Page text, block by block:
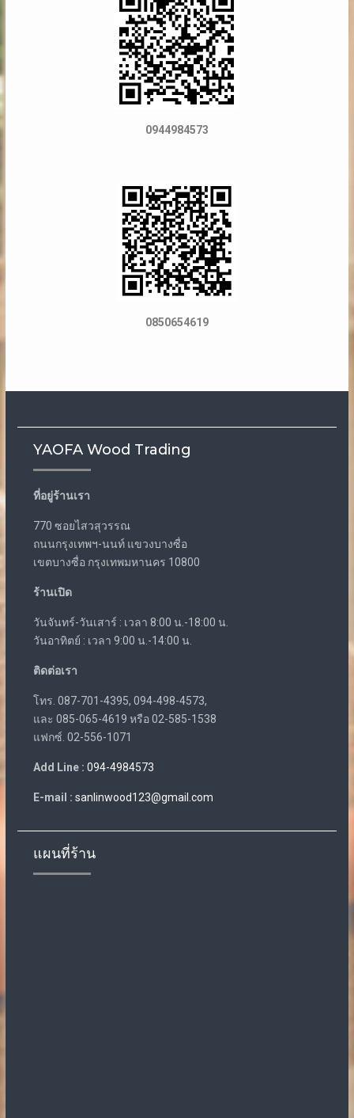
0944984573
0850654619
YAOFA Wood Trading
ที่อยู่ร้านเรา
770 ซอยไสวสุวรรณ
ถนนกรุงเทพฯ-นนท์ แขวงบางซื่อ
เขตบางซื่อ กรุงเทพมหานคร 10800
ร้านเปิด
วันจันทร์-วันเสาร์ : เวลา 8:00 น.-18:00 น.
วันอาทิตย์ : เวลา 9:00 น.-14:00 น.
ติดต่อเรา
โทร. 087-701-4395, 094-498-4573,
และ 085-065-4619 หรือ 02-585-1538
แฟกซ์. 02-556-1071
Add Line : 094-4984573
E-mail : sanlinwood123@gmail.com
แผนที่ร้าน